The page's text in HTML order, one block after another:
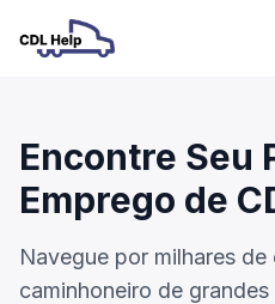
Encontre Seu
Emprego de
Navegue por milhares
caminhoneiro de